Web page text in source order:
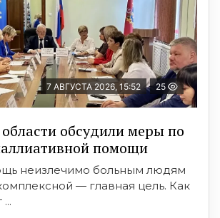
7 АВГУСТА 2026, 15:52 25
обсудили меры по
помощи
неизлечимо больным людям
— главная цель. Как